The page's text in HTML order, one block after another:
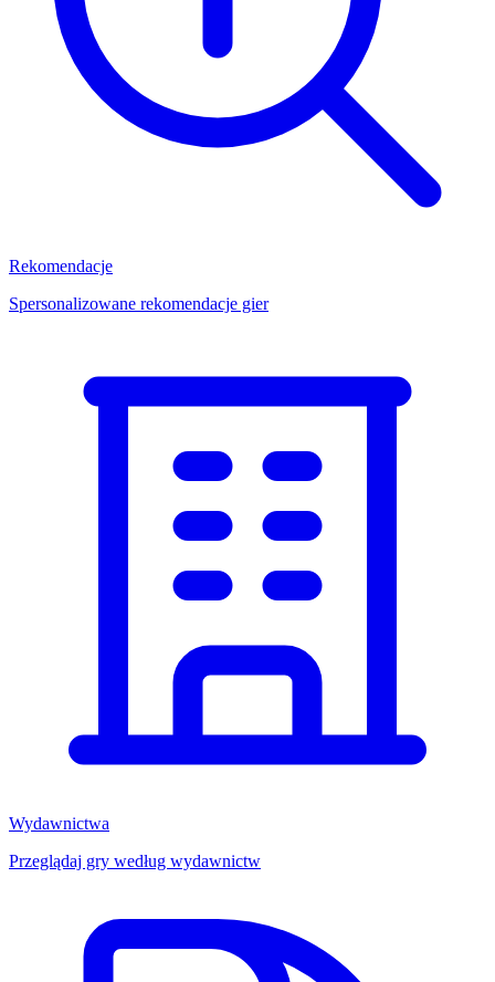
Rekomendacje
Spersonalizowane rekomendacje gier
Wydawnictwa
Przeglądaj gry według wydawnictw